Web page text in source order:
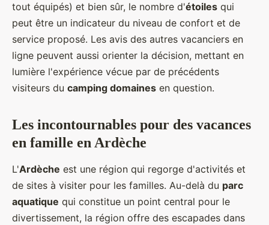
tout équipés) et bien sûr, le nombre d'étoiles qui
peut être un indicateur du niveau de confort et de
service proposé. Les avis des autres vacanciers en
ligne peuvent aussi orienter la décision, mettant en
lumière l'expérience vécue par de précédents
visiteurs du camping domaines en question.
Les incontournables pour des vacances
en famille en Ardèche
L'Ardèche est une région qui regorge d'activités et
de sites à visiter pour les familles. Au-delà du parc
aquatique qui constitue un point central pour le
divertissement, la région offre des escapades dans